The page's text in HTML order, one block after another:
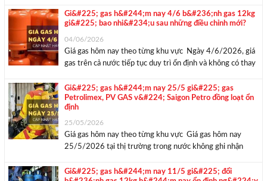
12kg phổ biến trong khoảng 555.000 – 592.000
đồng/bình, ...
Gi&#225; gas h&#244;m nay 4/6 b&#236;nh gas 12kg
gi&#225; bao nhi&#234;u sau những điều chỉnh mới?
04/06/2026
Giá gas hôm nay theo từng khu vực Ngày 4/6/2026, giá
gas trên cả nước tiếp tục duy trì ổn định và không có thay
Bắc, Hà Nội và Hải Phòng đều ...
Gi&#225; gas h&#244;m nay 25/5 gi&#225; gas
Petrolimex, PV GAS v&#224; Saigon Petro đồng loạt ổn
định
25/05/2026
Giá gas hôm nay theo từng khu vực Giá gas hôm nay
25/5/2026 tại thị trường trong nước không ghi nhận
được khảo sát, giá đổi bình gas 12kg hiện dao động trong
Gi&#225; gas h&#244;m nay 11/5 gi&#225; đổi